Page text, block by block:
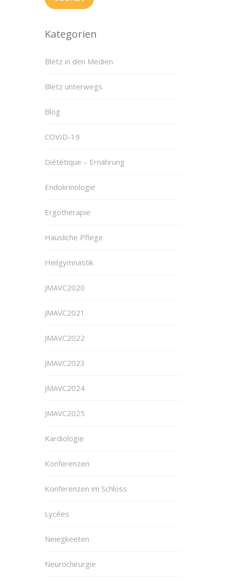
Kategorien
Blëtz in den Medien
Blëtz unterwegs
Blog
COVID-19
Diététique – Ernährung
Endokrinologie
Ergotherapie
Häusliche Pflege
Heilgymnastik
JMAVC2020
JMAVC2021
JMAVC2022
JMAVC2023
JMAVC2024
JMAVC2025
Kardiologie
Konferenzen
Konferenzen im Schloss
Lycées
Neiegkeeten
Neurochirurgie